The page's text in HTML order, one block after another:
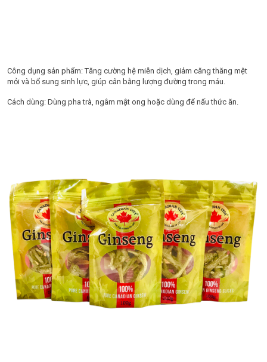
Công dụng sản phẩm: Tăng cường hệ miễn dịch, giảm căng thăng mệt
mỏi và bổ sung sinh lực, giúp cân bằng lượng đường trong máu.
Cách dùng: Dùng pha trà, ngâm mật ong hoặc dùng để nấu thức ăn.